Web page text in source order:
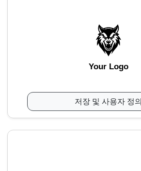
Your Logo
저장 및 사용자 정의